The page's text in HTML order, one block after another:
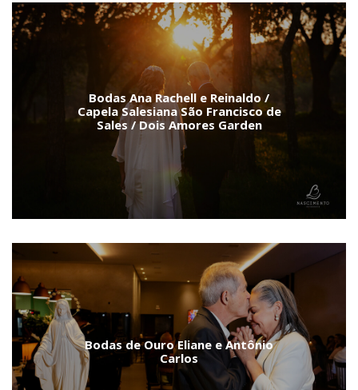
Bodas Ana Rachell e Reinaldo /
Capela Salesiana São Francisco de
Sales / Dois Amores Garden
Bodas de Ouro Eliane e Antônio
Carlos